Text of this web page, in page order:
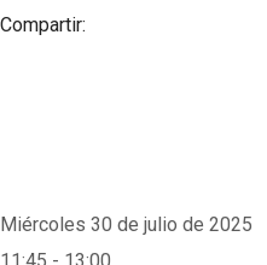
Compartir:
Miércoles 30 de julio de 2025